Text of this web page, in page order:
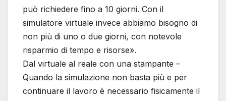
può richiedere fino a 10 giorni. Con il
simulatore virtuale invece abbiamo bisogno di
non più di uno o due giorni, con notevole
risparmio di tempo e risorse».
Dal virtuale al reale con una stampante –
Quando la simulazione non basta più e per
continuare il lavoro è necessario fisicamente il